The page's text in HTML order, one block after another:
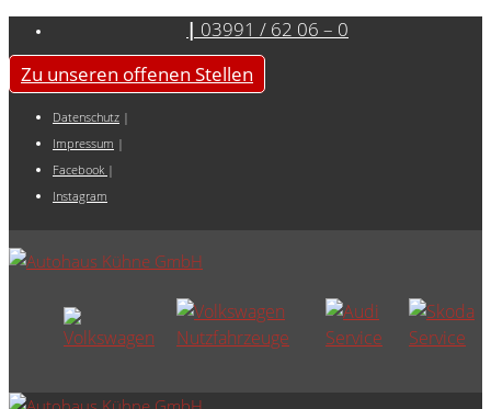
| 03991 / 62 06 – 0
Zu unseren offenen Stellen
Datenschutz |
Impressum |
Facebook |
Instagram